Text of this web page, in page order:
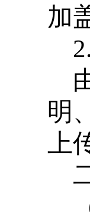
加
明
上